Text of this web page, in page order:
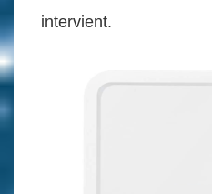
intervient.